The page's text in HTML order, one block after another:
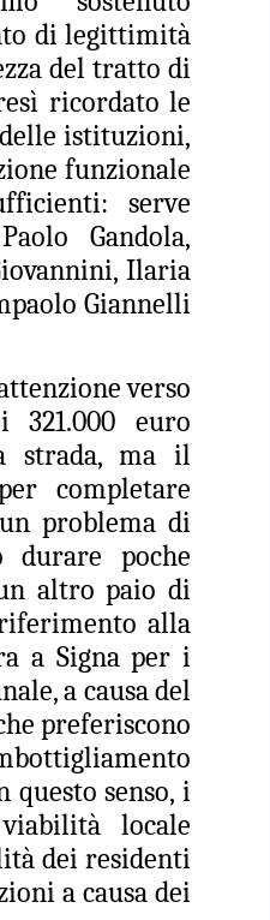
di legittimità
del tratto di
ricordato le
istituzioni,
funzionale
serve
Gandola,
Ilaria
Giannelli
verso
321.000 euro
strada, ma il
completare
problema di
durare poche
altro paio di
alla
a Signa per i
a causa del
preferiscono
senso, i
locale
dei residenti
a causa dei
per il 27 agosto prossimo, con
dell’Asl Toscana Centro
i diversi rappresentanti zonali
metropolitana fiorentina, che
valere le ragioni dei territori
balbettii, serve una risposta forte
in corso del servizio di continuità
AUG
26
RISSA ED
ACCOLTELLAMENTO
A CAMPI BISENZIO IN
VIA CHIELLA E FURTI
DAI LOCALI DEL
CENTRO, GANDOLA
E QUERCIOLI: E’
TEMPO DI
INVERTIRE LA
ROTTA
RISSA ED ACCOLTELLAMENTO
A CAMPI BISENZIO IN VIA
CHIELLA E FURTI DAI LOCALI
DEL CENTRO, GANDOLA E
QUERCIOLI: E’ TEMPO DI